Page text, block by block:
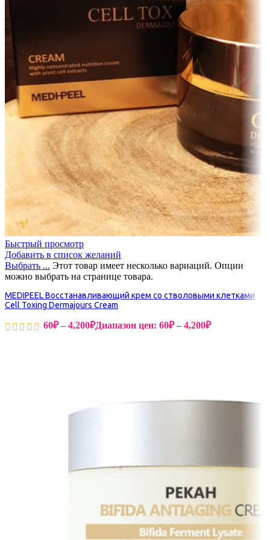
Быстрый просмотр
Добавить в список желаний
Выбрать ... Этот товар имеет несколько вариаций. Опции
можно выбрать на странице товара.
MEDIPEEL Восстанавливающий крем со стволовыми клетками
Cell Toxing Dermajours Cream
60₽ – 4,200₽Диапазон цен: 60₽ – 4,200₽